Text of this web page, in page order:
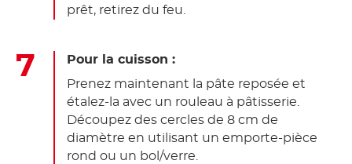
prêt, retirez du feu.
Pour la cuisson :
Prenez maintenant la pâte reposée et
étalez-la avec un rouleau à pâtisserie.
Découpez des cercles de 8 cm de
diamètre en utilisant un emporte-pièce
rond ou un bol/verre.